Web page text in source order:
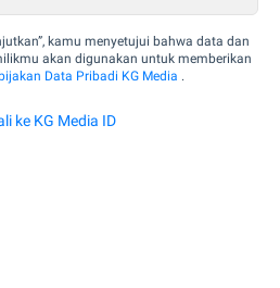
kamu menyetujui bahwa data dan
akan digunakan untuk memberikan
Data Pribadi KG Media .
ke KG Media ID